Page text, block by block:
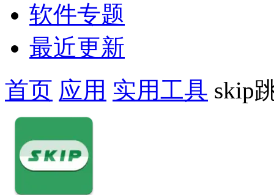
软件专题
最近更新
首页 应用 实用工具 skip